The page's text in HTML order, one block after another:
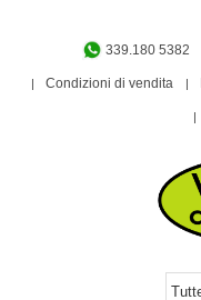
339.180 5382
Condizioni di vendita